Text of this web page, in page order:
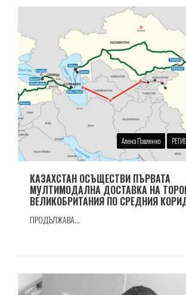
Алена Павленко
КАЗАХСТАН ОСЪЩЕСТВИ ПЪРВАТА
МУЛТИМОДАЛНА ДОСТАВКА НА
ВЕЛИКОБРИТАНИЯ ПО СРЕДНИЯ
ПРОДЪЛЖАВА...